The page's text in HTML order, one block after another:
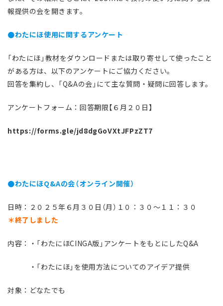
報提供の会を開きます。
●わたにほ使用に関するアンケート
「わたにほ」教材をダウンロードまたは取り寄せして使ったこと
がある方は、以下のアンケートにご協力ください。
回答を集約し、「Q&Aの会」にて主な質問・疑問に回答します。
アンケートフォーム：回答期限【６月２０日】
https://forms.gle/jd8dgGoVXtJFPzZT7
●わたにほQ&Aの会（オンライン開催）
日時：２０２５年６月３０日（月）１０：３０〜１１：３０
＊終了しました
内容：・「わたにほCINGA版」アンケートをもとにしたQ&A
・「わたにほ」を使用方法についてのアイデア提供
対象：どなたでも